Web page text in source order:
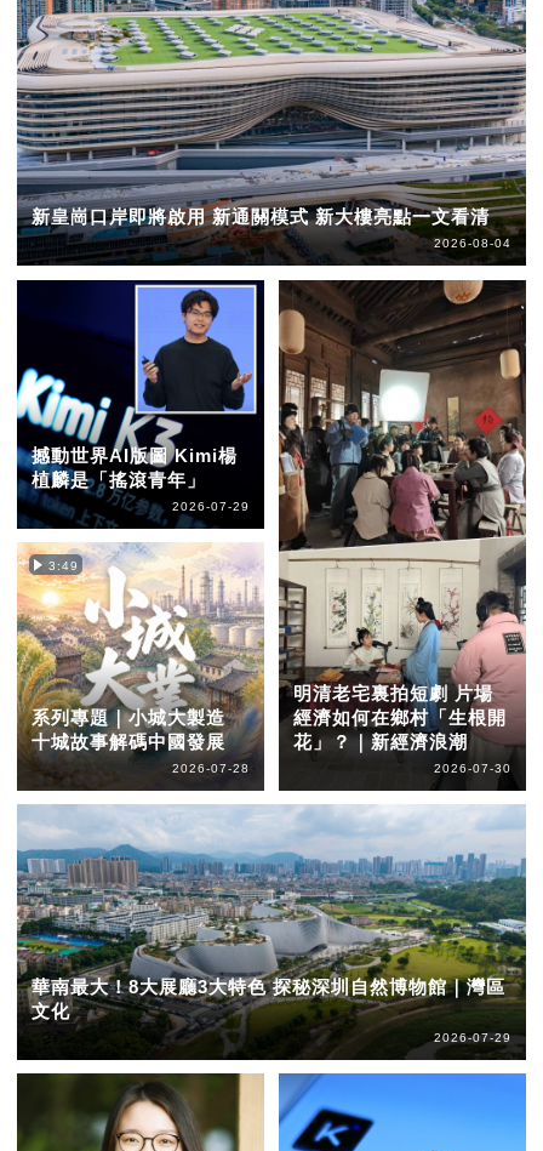
新皇崗口岸即將啟用 新通關模式 新大樓亮點一文看清
2026-08-04
撼動世界AI版圖 Kimi楊
植麟是「搖滾青年」
2026-07-29
3:49
系列專題｜小城大製造
十城故事解碼中國發展
2026-07-28
明清老宅裏拍短劇 片場
經濟如何在鄉村「生根開
花」？｜新經濟浪潮
2026-07-30
華南最大！8大展廳3大特色 探秘深圳自然博物館｜灣區
文化
2026-07-29